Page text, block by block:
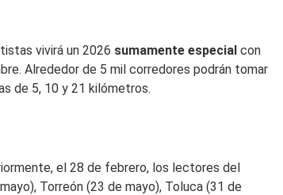
vivirá un 2026 sumamente especial con
Alrededor de 5 mil corredores podrán tomar
de 5, 10 y 21 kilómetros.
el 28 de febrero, los lectores del
Torreón (23 de mayo), Toluca (31 de